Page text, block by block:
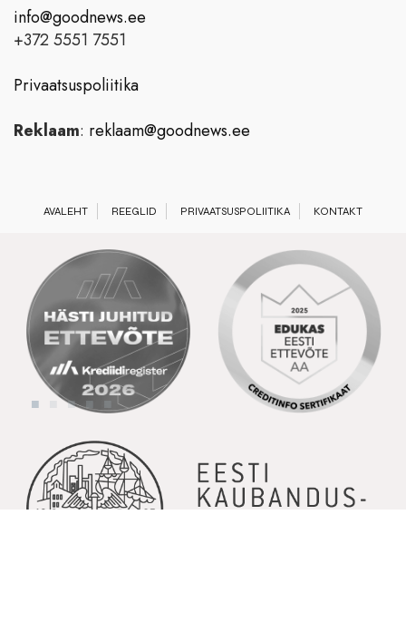
info@goodnews.ee
+372 5551 7551
Privaatsuspoliitika
Reklaam: reklaam@goodnews.ee
AVALEHT REEGLID PRIVAATSUSPOLIITIKA KONTAKT